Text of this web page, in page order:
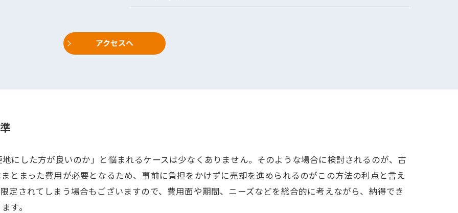
アクセスへ
にした方が良いのか」と悩まれるケースは少なくありません。そのような場合に検討されるのが、古
とまった費用が必要となるため、事前に負担をかけずに売却を進められるのがこの方法の利点と言え
定されてしまう場合もございますので、費用面や期間、ニーズなどを総合的に考えながら、納得でき
す。